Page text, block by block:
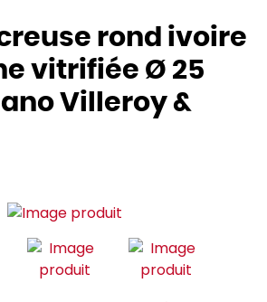
rond ivoire
vitrifiée Ø 25
Villeroy &